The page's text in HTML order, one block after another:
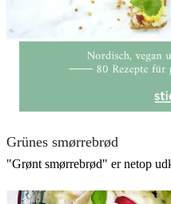
Grünes smørrebrød
"Grønt smørrebrød" er netop